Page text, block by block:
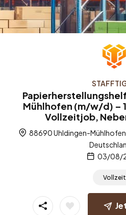
Mühlhofen (m/w/d) –
Vollzeitjob,
88690 Uhldingen-
03/08/
Vollzeit